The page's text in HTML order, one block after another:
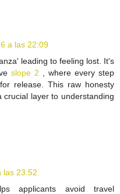
a las 22:09
leading to feeling lost. It's
slope 2 , where every step
release. This raw honesty
layer to understanding
las 23:52
applicants avoid travel